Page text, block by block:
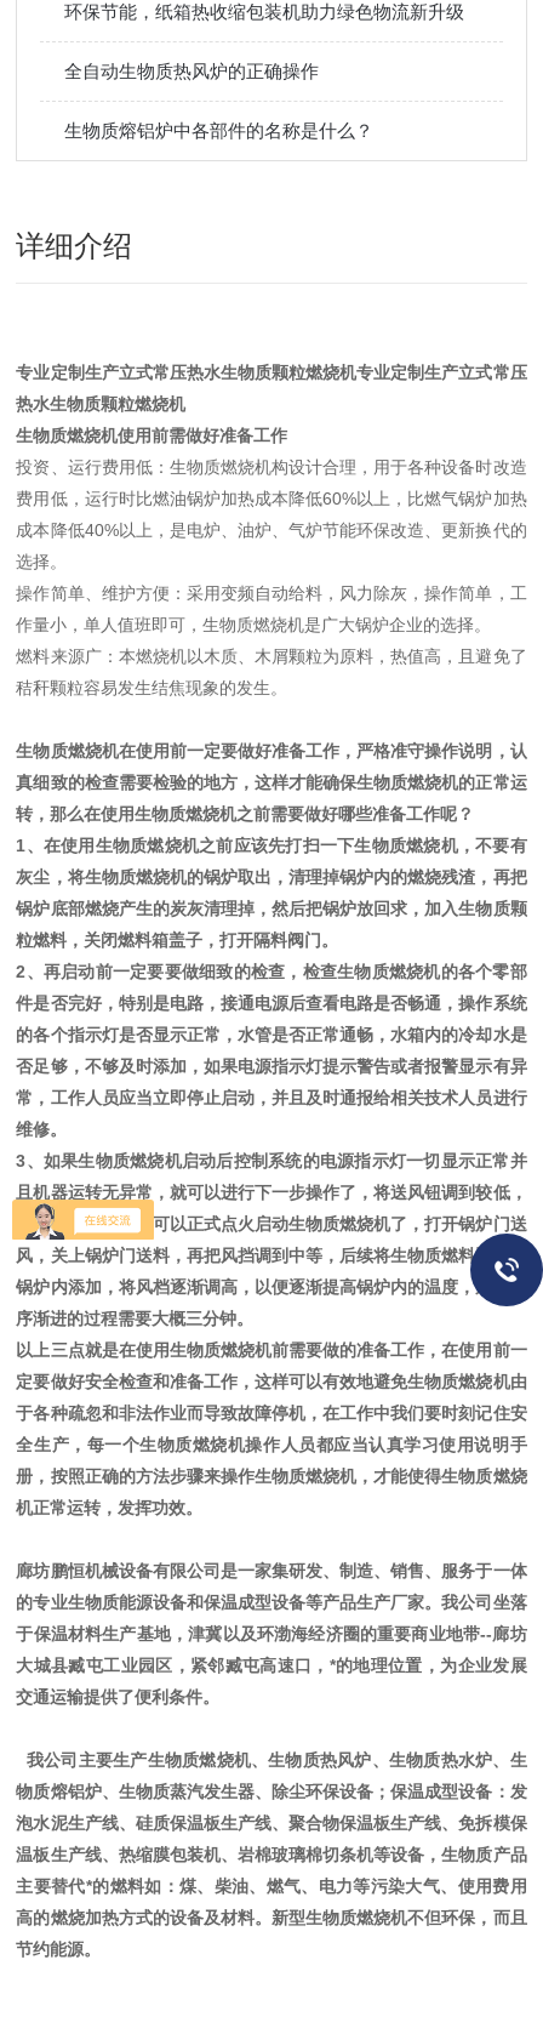
环保节能，纸箱热收缩包装机助力绿色物流新升级
全自动生物质热风炉的正确操作
生物质熔铝炉中各部件的名称是什么？
详细介绍
专业定制生产立式常压热水生物质颗粒燃烧机专业定制生产立式常压
热水生物质颗粒燃烧机
生物质燃烧机使用前需做好准备工作
投资、运行费用低：生物质燃烧机构设计合理，用于各种设备时改造
费用低，运行时比燃油锅炉加热成本降低60%以上，比燃气锅炉加热
成本降低40%以上，是电炉、油炉、气炉节能环保改造、更新换代的
选择。
操作简单、维护方便：采用变频自动给料，风力除灰，操作简单，工
作量小，单人值班即可，生物质燃烧机是广大锅炉企业的选择。
燃料来源广：本燃烧机以木质、木屑颗粒为原料，热值高，且避免了
秸秆颗粒容易发生结焦现象的发生。
生物质燃烧机在使用前一定要做好准备工作，严格准守操作说明，认
真细致的检查需要检验的地方，这样才能确保生物质燃烧机的正常运
转，那么在使用生物质燃烧机之前需要做好哪些准备工作呢？
1、在使用生物质燃烧机之前应该先打扫一下生物质燃烧机，不要有
灰尘，将生物质燃烧机的锅炉取出，清理掉锅炉内的燃烧残渣，再把
锅炉底部燃烧产生的炭灰清理掉，然后把锅炉放回求，加入生物质颗
粒燃料，关闭燃料箱盖子，打开隔料阀门。
2、再启动前一定要要做细致的检查，检查生物质燃烧机的各个零部
件是否完好，特别是电路，接通电源后查看电路是否畅通，操作系统
的各个指示灯是否显示正常，水管是否正常通畅，水箱内的冷却水是
否足够，不够及时添加，如果电源指示灯提示警告或者报警显示有异
常，工作人员应当立即停止启动，并且及时通报给相关技术人员进行
维修。
3、如果生物质燃烧机启动后控制系统的电源指示灯一切显示正常并
且机器运转无异常，就可以进行下一步操作了，将送风钮调到较低，
然后加入底料，就可以正式点火启动生物质燃烧机了，打开锅炉门送
风，关上锅炉门送料，再把风挡调到中等，后续将生物质燃料逐渐往
锅炉内添加，将风档逐渐调高，以便逐渐提高锅炉内的温度，这个循
序渐进的过程需要大概三分钟。
以上三点就是在使用生物质燃烧机前需要做的准备工作，在使用前一
定要做好安全检查和准备工作，这样可以有效地避免生物质燃烧机由
于各种疏忽和非法作业而导致故障停机，在工作中我们要时刻记住安
全生产，每一个生物质燃烧机操作人员都应当认真学习使用说明手
册，按照正确的方法步骤来操作生物质燃烧机，才能使得生物质燃烧
机正常运转，发挥功效。
廊坊鹏恒机械设备有限公司是一家集研发、制造、销售、服务于一体
的专业生物质能源设备和保温成型设备等产品生产厂家。我公司坐落
于保温材料生产基地，津冀以及环渤海经济圈的重要商业地带--廊坊
大城县臧屯工业园区，紧邻臧屯高速口，*的地理位置，为企业发展
交通运输提供了便利条件。
我公司主要生产生物质燃烧机、生物质热风炉、生物质热水炉、生
物质熔铝炉、生物质蒸汽发生器、除尘环保设备；保温成型设备：发
泡水泥生产线、硅质保温板生产线、聚合物保温板生产线、免拆模保
温板生产线、热缩膜包装机、岩棉玻璃棉切条机等设备，生物质产品
主要替代*的燃料如：煤、柴油、燃气、电力等污染大气、使用费用
高的燃烧加热方式的设备及材料。新型生物质燃烧机不但环保，而且
节约能源。